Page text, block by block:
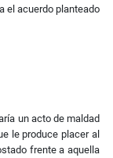
el acuerdo planteado
un acto de maldad
le produce placer al
frente a aquella